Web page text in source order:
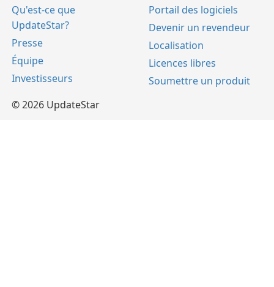
Qu'est-ce que
UpdateStar?
Presse
Équipe
Investisseurs
Portail des logiciels
Devenir un revendeur
Localisation
Licences libres
Soumettre un produit
© 2026 UpdateStar